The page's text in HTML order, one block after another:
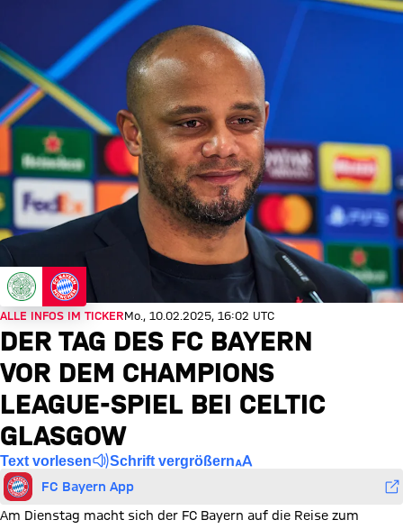
ALLE INFOS IM TICKERMo., 10.02.2025, 16:02 UTC
DER TAG DES FC BAYERN
VOR DEM CHAMPIONS
LEAGUE-SPIEL BEI CELTIC
GLASGOW
Text vorlesen Schrift vergrößern
FC Bayern App
Am Dienstag macht sich der FC Bayern auf die Reise zum